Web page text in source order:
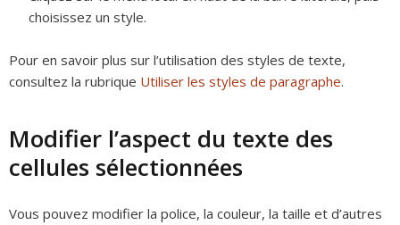
choisissez un style.
Pour en savoir plus sur l’utilisation des styles de texte,
consultez la rubrique Utiliser les styles de paragraphe.
Modifier l’aspect du texte des
cellules sélectionnées
Vous pouvez modifier la police, la couleur, la taille et d’autres